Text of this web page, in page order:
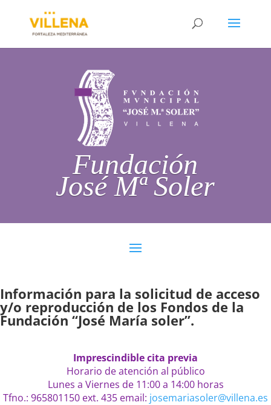
Fundación
José Mª Soler
Información para la solicitud de acceso
y/o reproducción de los Fondos de la
Fundación “José María soler”.
Imprescindible cita previa
Horario de atención al público
Lunes a Viernes de 11:00 a 14:00 horas
Tfno.: 965801150 ext. 435 email: josemariasoler@villena.es